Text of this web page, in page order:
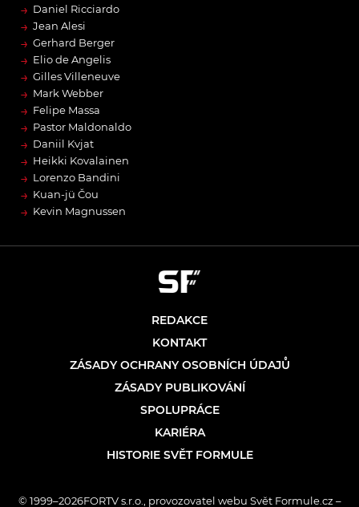
→ Daniel Ricciardo
→ Jean Alesi
→ Gerhard Berger
→ Elio de Angelis
→ Gilles Villeneuve
→ Mark Webber
→ Felipe Massa
→ Pastor Maldonaldo
→ Daniil Kvjat
→ Heikki Kovalainen
→ Lorenzo Bandini
→ Kuan-jü Čou
→ Kevin Magnussen
REDAKCE
KONTAKT
ZÁSADY OCHRANY OSOBNÍCH ÚDAJŮ
ZÁSADY PUBLIKOVÁNÍ
SPOLUPRÁCE
KARIÉRA
HISTORIE SVĚT FORMULE
© 1999–2026FORTV s.r.o., provozovatel webu Svět Formule.cz –